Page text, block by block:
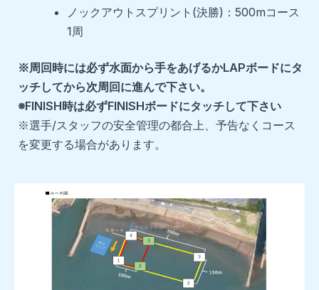
ノックアウトスプリント(決勝)：500mコース
1周
※周回時には必ず水面から手をあげるかLAPボードにタ
ッチしてから次周回に進んで下さい。
※FINISH時は必ずFINISHボードにタッチして下さい
※選手/スタッフの安全管理の都合上、予告なくコース
を変更する場合があります。